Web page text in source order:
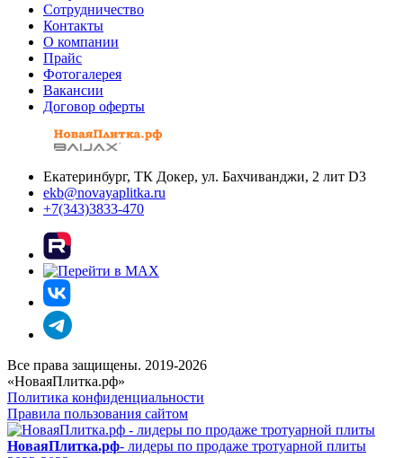
Сотрудничество
Контакты
О компании
Прайс
Фотогалерея
Вакансии
Договор оферты
Екатеринбург, ТК Докер, ул. Бахчиванджи, 2 лит D3
ekb@novayaplitka.ru
+7(343)3833-470
Все права защищены. 2019-2026
«НоваяПлитка.рф»
Политика конфиденциальности
Правила пользования сайтом
НоваяПлитка.рф- лидеры по продаже тротуарной плиты